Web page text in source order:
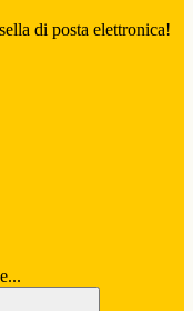
di posta elettronica!